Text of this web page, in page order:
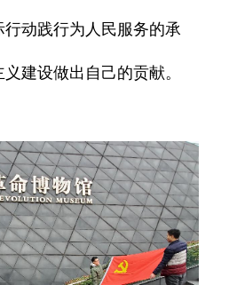
动践行为人民服务的承
建设做出自己的贡献。